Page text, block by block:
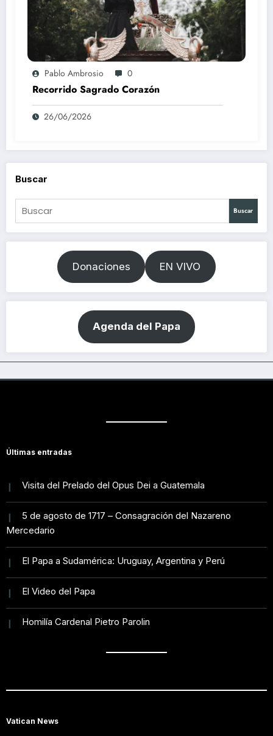
Pablo Ambrosio 0
Recorrido Sagrado Corazón
26/06/2026
Buscar
Buscar
Donaciones EN VIVO
Agenda del Papa
Últimas entradas
Visita del Prelado del Opus Dei a Guatemala
5 de agosto de 1717 – Consagración del Nazareno
Mercedario
El Papa a Sudamérica: Uruguay, Argentina y Perú
El Video del Papa
Homilía Cardenal Pietro Parolin
Vatican News